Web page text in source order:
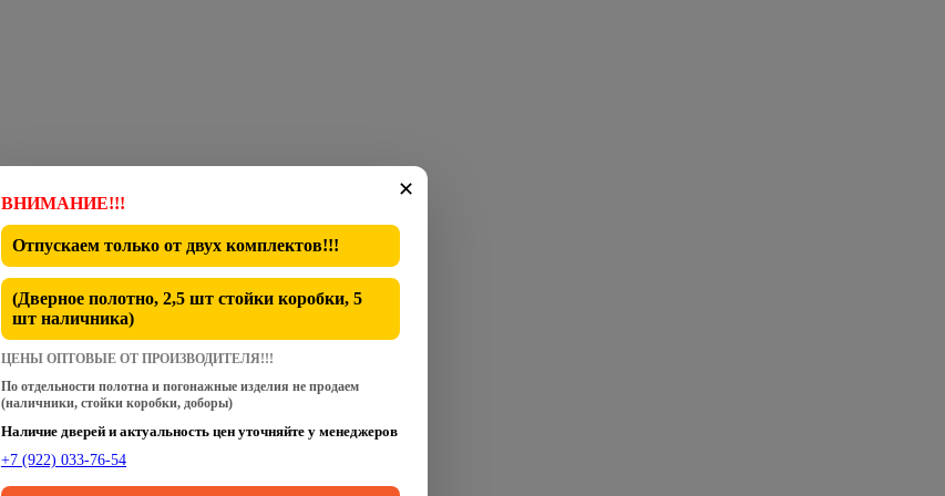
✕
ВНИМАНИЕ!!!
Отпускаем только от двух комплектов!!!
(Дверное полотно, 2,5 шт стойки коробки, 5
шт наличника)
ЦЕНЫ ОПТОВЫЕ ОТ ПРОИЗВОДИТЕЛЯ!!!
По отдельности полотна и погонажные изделия не продаем
(наличники, стойки коробки, доборы)
Наличие дверей и актуальность цен уточняйте у менеджеров
+7 (922) 033-76-54